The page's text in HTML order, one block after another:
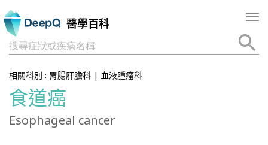
醫學百科
搜尋症狀或疾病名稱
相關科別 : 胃腸肝膽科 | 血液腫瘤科
食道癌
Esophageal cancer